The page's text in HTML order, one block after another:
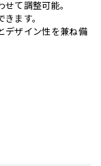
て調整可能。
ます。
デザイン性を兼ね備